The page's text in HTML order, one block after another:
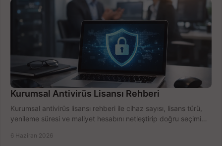
Kurumsal Antivirüs Lisansı Rehberi
Kurumsal antivirüs lisansı rehberi ile cihaz sayısı, lisans türü,
yenileme süresi ve maliyet hesabını netleştirip doğru seçimi
6 Haziran 2026